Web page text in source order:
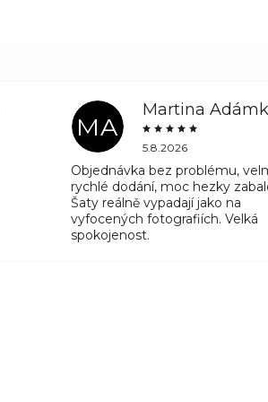
MA
Martina
5.8.2026
Objednávka bez problému,
rychlé dodání, moc hezky
Šaty reálně vypadají jako na
vyfocených fotografiích. Velká
spokojenost.